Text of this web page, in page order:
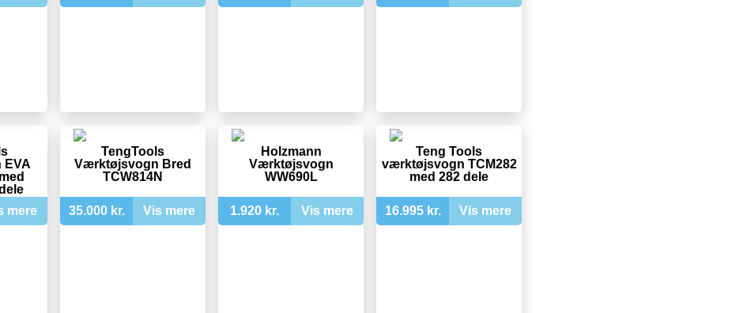
mere
TengTools
Værktøjsvogn Bred
TCW814N
35.000 kr. Vis mere
Holzmann
Værktøjsvogn
WW690L
1.920 kr. Vis mere
Teng Tools
værktøjsvogn TCM282
med 282 dele
16.995 kr. Vis mere